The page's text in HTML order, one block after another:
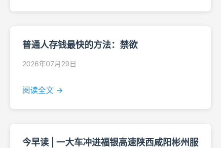
普通人存钱最快的方法：禁欲
2026年07月29日
阅读全文 →
今早读 | 一大车冲进福银高速陕西咸阳彬州服